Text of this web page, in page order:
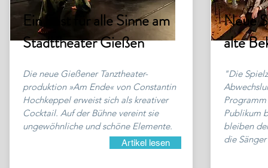
Ein Fest für alle Sinne am
Stadttheater Gießen
Die neue Gießener Tanztheater-
produktion »Am Ende« von Constantin
Hochkeppel erweist sich als kreativer
Cocktail. Auf der Bühne vereint sie
ungewöhnliche und schöne Elemente.
Artikel lesen
Neue
alte
"Die
Publikum
bleiben
die